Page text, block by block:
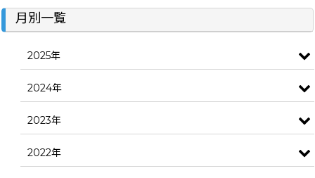
月別一覧
2025年
2024年
2023年
2022年